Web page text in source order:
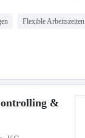
Flexible Arbeitszeiten
&